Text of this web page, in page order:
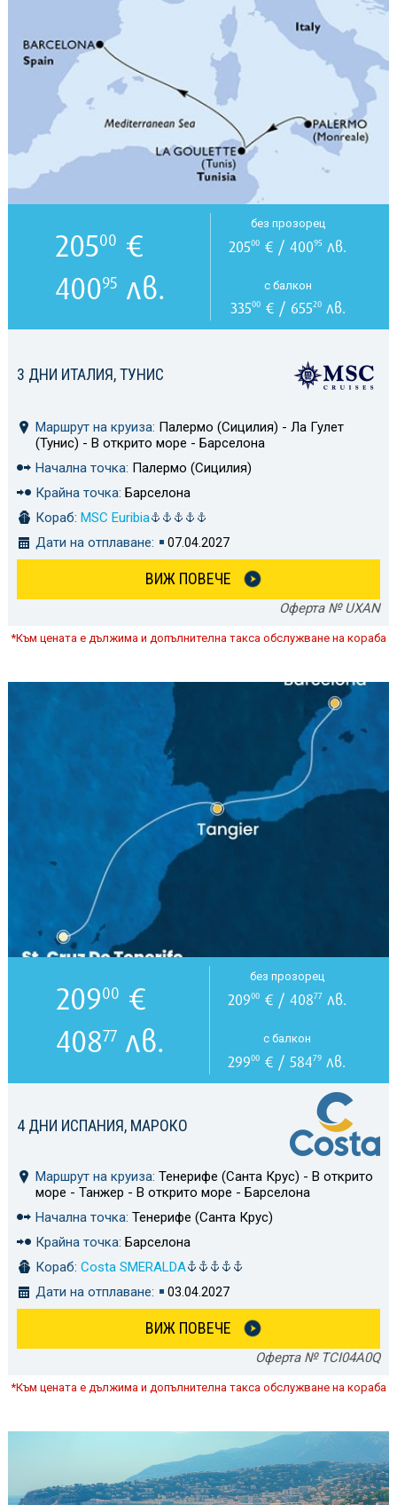
3 ДНИ ИТАЛИЯ, ТУНИС
Маршрут на круиза: Палермо (Сицилия) - Ла Гулет
(Тунис) - В открито море - Барселона
Начална точка: Палермо (Сицилия)
Крайна точка: Барселона
Кораб: MSC Euribia
Дати на отплаване:
07.04.2027
ВИЖ ПОВЕЧЕ
Оферта № UXAN
20500 €
40095 лв.
без прозорец
20500 € / 40095 лв.
с балкон
33500€ / 65520лв.
*Към цената е дължима и допълнителна такса обслужване на кораба
4 ДНИ ИСПАНИЯ, МАРОКО
Маршрут на круиза: Тенерифе (Санта Крус) - В открито
море - Танжер - В открито море - Барселона
Начална точка: Тенерифе (Санта Крус)
Крайна точка: Барселона
Кораб: Costa SMERALDA
Дати на отплаване:
03.04.2027
ВИЖ ПОВЕЧЕ
Оферта № TCI04A0Q
20900 €
40877лв.
без прозорец
20900€ / 40877лв.
с балкон
29900 € / 58479 лв.
*Към цената е дължима и допълнителна такса обслужване на кораба